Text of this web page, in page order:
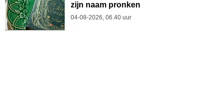
zijn naam pronken
04-08-2026, 06.40 uur